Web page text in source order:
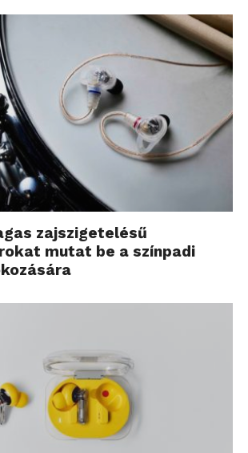
zajszigetelésű
mutat be a színpadi